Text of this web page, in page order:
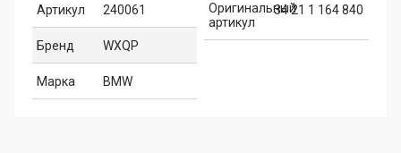
Артикул 240061
Бренд WXQP
Марка BMW
Оригинальный
артикул
34 21 1 164 840